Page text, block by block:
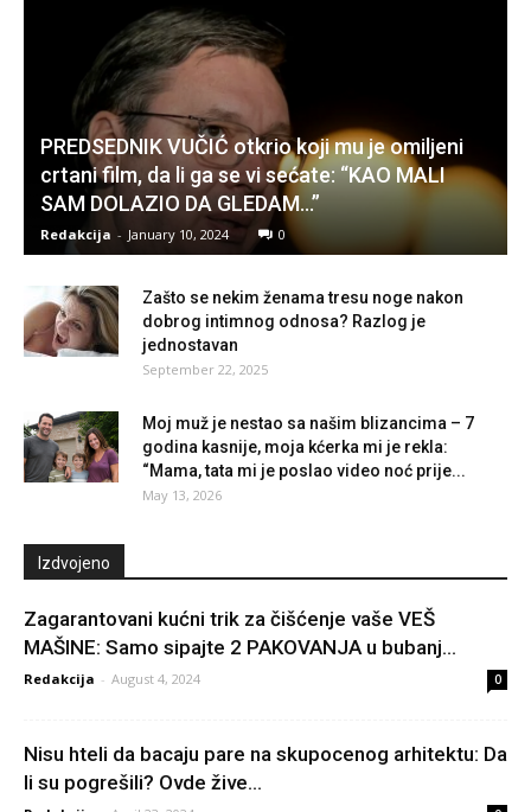
PREDSEDNIK VUČIĆ otkrio koji mu je omiljeni
crtani film, da li ga se vi sećate: “KAO MALI
SAM DOLAZIO DA GLEDAM…”
Redakcija - January 10, 2024 0
Zašto se nekim ženama tresu noge nakon
dobrog intimnog odnosa? Razlog je
jednostavan
September 22, 2025
Moj muž je nestao sa našim blizancima – 7
godina kasnije, moja kćerka mi je rekla:
“Mama, tata mi je poslao video noć prije...
May 13, 2026
Izdvojeno
Zagarantovani kućni trik za čišćenje vaše VEŠ
MAŠINE: Samo sipajte 2 PAKOVANJA u bubanj...
Redakcija - August 4, 2024 0
Nisu hteli da bacaju pare na skupocenog arhitektu: Da
li su pogrešili? Ovde žive...